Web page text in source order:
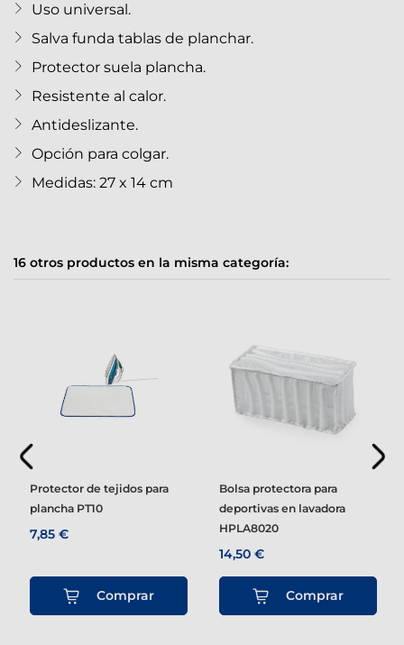
Uso universal.
Salva funda tablas de planchar.
Protector suela plancha.
Resistente al calor.
Antideslizante.
Opción para colgar.
Medidas: 27 x 14 cm
16 otros productos en la misma categoría:
Protector de tejidos para
plancha PT10
7,85 €
Comprar
Bolsa protectora para
deportivas en lavadora
HPLA8020
14,50 €
Comprar